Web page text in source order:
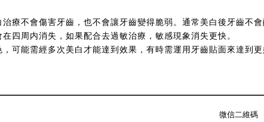
療不會傷害牙齒，也不會讓牙齒變得脆弱。通常美白後牙齒不
四周内消失，如果配合去過敏治療，敏感現象消失更快。
可能需經多次美白才能達到效果，有時需運用牙齒貼面來達到更
微信二維碼